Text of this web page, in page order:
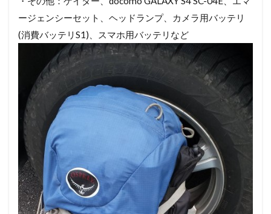
ージェンシーセット、ヘッドランプ、カメラ用バッテリ
(消費バッテリS1)、スマホ用バッテリなど